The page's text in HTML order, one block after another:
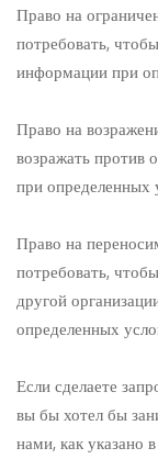
Право на
потребовать,
информации при
Право на
возражать против
при определенных
Право на
потребовать,
другой
определенных
Если сделаете
вы бы хотел бы
нами, как указано